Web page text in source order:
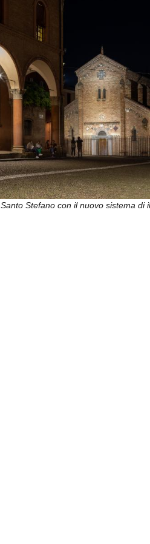
Santo Stefano con il nuovo sistema di